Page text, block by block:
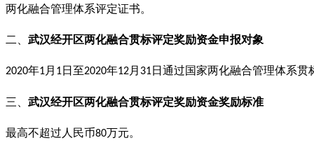
两化融合管理体系评定证书。
二、 武汉经开区两化融合贯标评定奖励资金申报对象
2020年1月 1日至2020年12月 31日通过国家两化融合管理体系贯
三、 武汉经开区两化融合贯标评定奖励资金奖励标准
最高不超过人民币80万元。